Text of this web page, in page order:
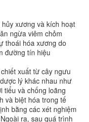
xương và kích hoạt
ngừa viêm chỏm
thoái hóa xương do
đường tín hiệu
xuất từ cây ngưu
lý khác nhau như
tiểu và chống loãng
và biệt hóa trong tế
bằng các xét nghiệm
ra, sau quá trình